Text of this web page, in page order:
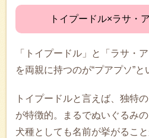
トイプードル×ラサ・
「トイプードル」と「ラサ・
を両親に持つのが“プアプソ”と
トイプードルと言えば、独特
が特徴的。まるでぬいぐるみ
犬種としても名前が挙がるこ